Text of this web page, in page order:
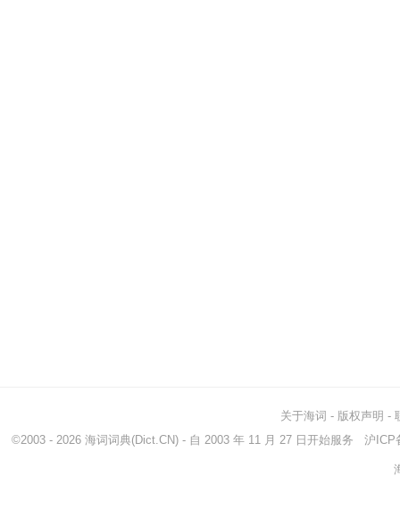
关于海词 - 版权声明 -
©2003 - 2026 海词词典(Dict.CN) - 自 2003 年 11 月 27 日开始服务 沪ICP